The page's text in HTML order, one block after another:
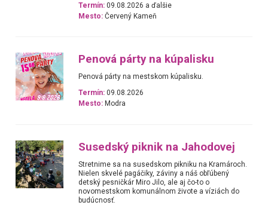
Termín: 09.08.2026 a ďalšie
Mesto: Červený Kameň
Penová párty na kúpalisku
Penová párty na mestskom kúpalisku.
Termín: 09.08.2026
Mesto: Modra
Susedský piknik na Jahodovej
Stretnime sa na susedskom pikniku na Kramároch.
Nielen skvelé pagáčiky, záviny a náš obľúbený
detský pesničkár Miro Jilo, ale aj čo-to o
novomestskom komunálnom živote a víziách do
budúcnosť.